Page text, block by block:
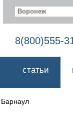
Воронеж
8(800)555-
статьи
Барнаул